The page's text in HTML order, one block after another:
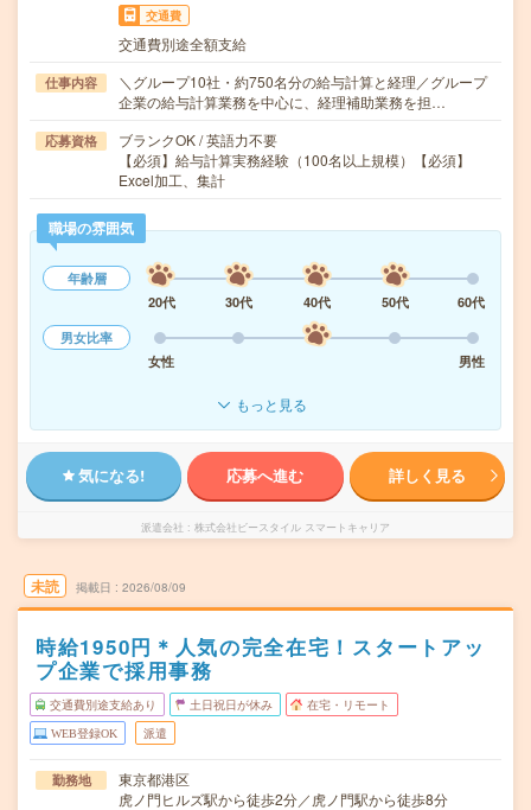
交通費
交通費別途全額支給
仕事内容
＼グループ10社・約750名分の給与計算と経理／グループ
企業の給与計算業務を中心に、経理補助業務を担…
応募資格
ブランクOK / 英語力不要
【必須】給与計算実務経験（100名以上規模）【必須】
Excel加工、集計
職場の雰囲気
年齢層
20代
30代 40代 50代
60代
男女比率
女性
男性
もっと見る
気になる! 応募へ進む 詳しく見る
派遣会社 株式会社ビースタイル スマートキャリア
未読 掲載日 2026/08/09
時給1950円＊人気の完全在宅！スタートアッ
プ企業で採用事務
交通費別途支給あり 土日祝日が休み 在宅・リモート
WEB登録OK 派遣
勤務地
東京都港区
虎ノ門ヒルズ駅から徒歩2分／虎ノ門駅から徒歩8分